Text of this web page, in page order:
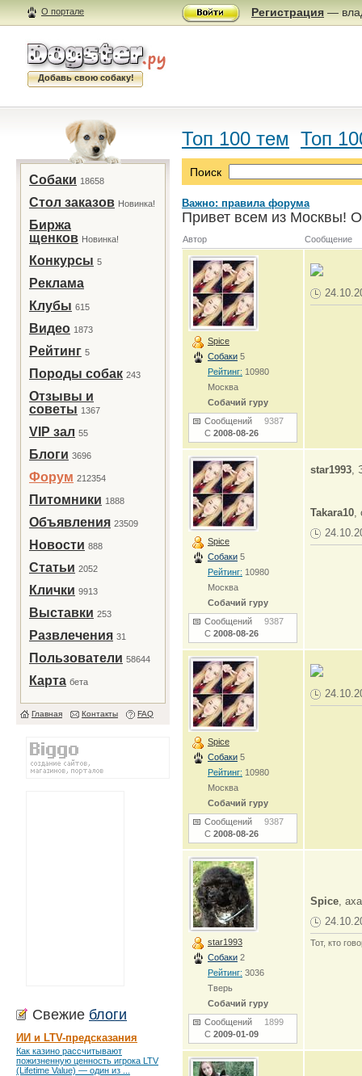
О портале Регистрация —
Добавь свою собаку!
Собаки 18658
Стол заказов Новинка!
Биржа
щенков Новинка!
Конкурсы 5
Реклама
Клубы 615
Видео 1873
Рейтинг 5
Породы собак 243
Отзывы и
советы 1367
VIP зал 55
Блоги 3696
Форум 212354
Питомники 1888
Объявления 23509
Новости 888
Статьи 2052
Клички 9913
Выставки 253
Развлечения 31
Пользователи 58644
Карта бета
Главная Контакты FAQ
Свежие блоги
ИИ и LTV-предсказания
Как казино рассчитывают
пожизненную ценность игрока LTV
(Lifetime Value) — один из ...
Топ 100 тем Топ
Поиск
Важно: правила форума
Привет всем из Москвы!
Автор Сообщение
Spice
Собаки 5
Рейтинг: 10980
Москва
Собачий гуру
Сообщений 9387
С 2008-08-26
Spice
Собаки 5
Рейтинг: 10980
Москва
Собачий гуру
Сообщений 9387
С 2008-08-26
star1993,
Takara10,
Spice
Собаки 5
Рейтинг: 10980
Москва
Собачий гуру
Сообщений 9387
С 2008-08-26
star1993
Собаки 2
Рейтинг: 3036
Тверь
Собачий гуру
Сообщений 1899
С 2009-01-09
Spice,
Тот, кто